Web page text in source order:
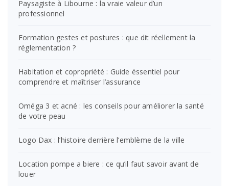
Paysagiste à Libourne : la vraie valeur d’un
professionnel
Formation gestes et postures : que dit réellement la
réglementation ?
Habitation et copropriété : Guide éssentiel pour
comprendre et maîtriser l’assurance
Oméga 3 et acné : les conseils pour améliorer la santé
de votre peau
Logo Dax : l’histoire derrière l’emblème de la ville
Location pompe a biere : ce qu’il faut savoir avant de
louer